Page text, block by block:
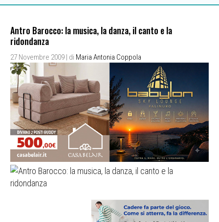
Antro Barocco: la musica, la danza, il canto e la
ridondanza
27 Novembre 2009 | di Maria Antonia Coppola